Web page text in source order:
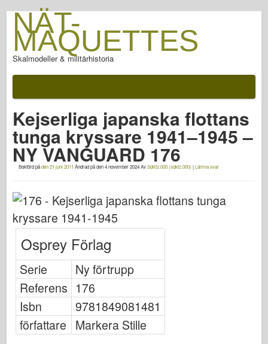
NÄT-
MAQUETTES
Skalmodeller & militärhistoria
Efter slaget
AFV Vapen
Allierad axel
Rustning PhotoGallery
Concord
Muttrar & bultar
Fiskgjuse modellering
Osprey Förlag
Skvadronsignal
Tankpower
Lastbilar & Tankar
Kejserliga japanska flottans
tunga kryssare 1941–1945 –
NY VANGUARD 176
Bokförd påden 21 juni 2011 Ändrad påden 4 november 2024AvSdKfz.000 (sdkfz.000) |Lämna svar
Osprey Förlag
Serie
Ny förtrupp
Referens 176
Isbn
9781849081481
författare
Markera Stille